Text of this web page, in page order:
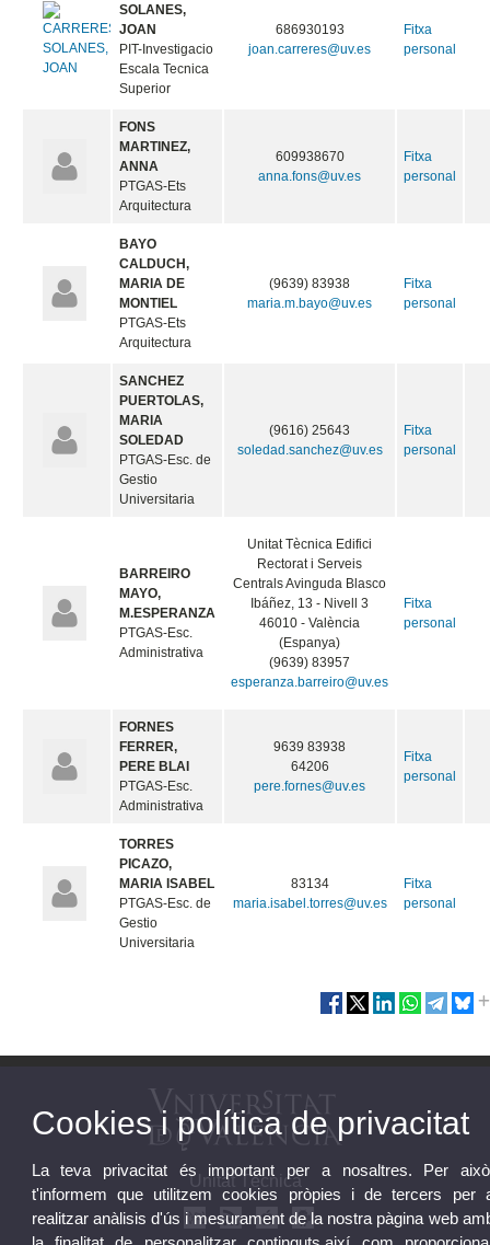
SOLANES,
JOAN
PIT-Investigacio
Escala Tecnica
Superior
686930193
joan.carreres@uv.es
Fitxa
personal
FONS
MARTINEZ,
ANNA
PTGAS-Ets
Arquitectura
609938670
anna.fons@uv.es
Fitxa
personal
BAYO
CALDUCH,
MARIA DE
MONTIEL
PTGAS-Ets
Arquitectura
(9639) 83938
maria.m.bayo@uv.es
Fitxa
personal
SANCHEZ
PUERTOLAS,
MARIA
SOLEDAD
PTGAS-Esc. de
Gestio
Universitaria
(9616) 25643
soledad.sanchez@uv.es
Fitxa
personal
BARREIRO
MAYO,
M.ESPERANZA
PTGAS-Esc.
Administrativa
Unitat Tècnica Edifici
Rectorat i Serveis
Centrals Avinguda Blasco
Ibáñez, 13 - Nivell 3
46010 - València
(Espanya)
(9639) 83957
esperanza.barreiro@uv.es
Fitxa
personal
FORNES
FERRER,
PERE BLAI
PTGAS-Esc.
Administrativa
9639 83938
64206
pere.fornes@uv.es
Fitxa
personal
TORRES
PICAZO,
MARIA ISABEL
PTGAS-Esc. de
Gestio
Universitaria
83134
maria.isabel.torres@uv.es
Fitxa
personal
Unitat Tècnica
Cookies i política de privacitat
La teva privacitat és important per a nosaltres. Per
t'informem que utilitzem cookies pròpies i de tercers per
realitzar anàlisis d'ús i mesurament de la nostra pàgina web